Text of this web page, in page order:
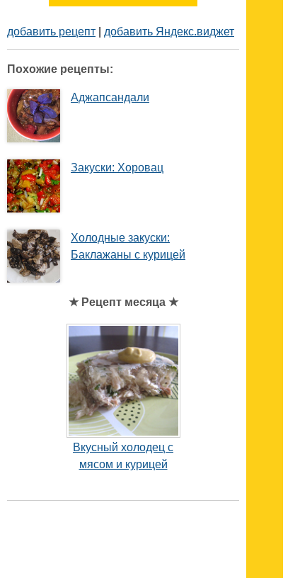
добавить рецепт добавить Яндекс.виджет
Похожие рецепты:
Аджапсандали
Закуски: Хоровац
Холодные закуски:
Баклажаны с курицей
★ Рецепт месяца ★
Вкусный холодец с
мясом и курицей